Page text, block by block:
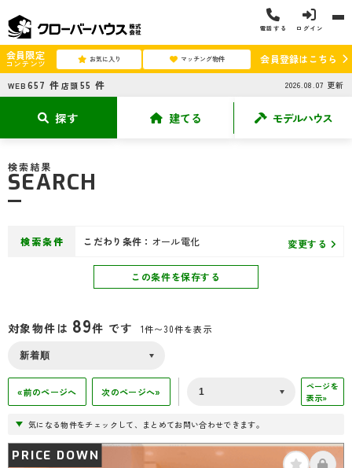
電話する ログイン
会員限定
コンテンツ お気に入り マッチング物件 会員登録はこちら
WEB 657 件 店頭 55 件 2026.08.07 更新
探す 建てる モデルハウス
検索結果
SEARCH
検索条件 こだわり条件： オール電化 変更する
この条件を保存する
対象物件は 89件 です 1件〜30件を表示
«前のページへ 次のページへ»
ページを
表示»
気になる物件をチェックして、まとめてお問い合わせできます。
PRICE DOWN